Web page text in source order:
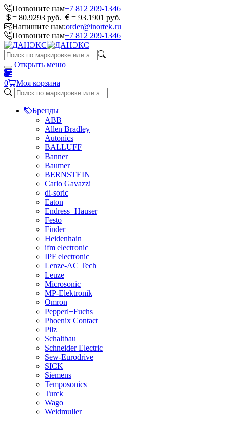
Позвоните нам+7 812 209-1346
= 80.9293 руб.
= 93.1901 руб.
Напишите нам:order@inortek.ru
Позвоните нам+7 812 209-1346
Открыть меню
0 Моя корзина
Бренды
ABB
Allen Bradley
Autonics
BALLUFF
Banner
Baumer
BERNSTEIN
Carlo Gavazzi
di-soric
Eaton
Endress+Hauser
Festo
Finder
Heidenhain
ifm electronic
IPF electronic
Lenze-AC Tech
Leuze
Microsonic
MP-Elektronik
Omron
Pepperl+Fuchs
Phoenix Contact
Pilz
Schaltbau
Schneider Electric
Sew-Eurodrive
SICK
Siemens
Temposonics
Turck
Wago
Weidmuller